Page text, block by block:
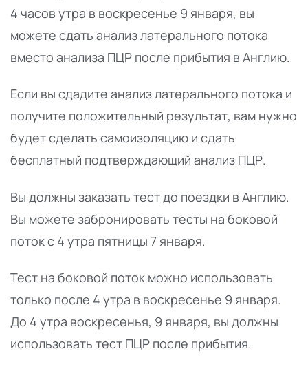
4 часов утра в воскресенье 9 января, вы
можете сдать анализ латерального потока
вместо анализа ПЦР после прибытия в Англию.
Если вы сдадите анализ латерального потока и
получите положительный результат, вам нужно
будет сделать самоизоляцию и сдать
бесплатный подтверждающий анализ ПЦР.
Вы должны заказать тест до поездки в Англию.
Вы можете забронировать тесты на боковой
поток с 4 утра пятницы 7 января.
Тест на боковой поток можно использовать
только после 4 утра в воскресенье 9 января.
До 4 утра воскресенья, 9 января, вы должны
использовать тест ПЦР после прибытия.